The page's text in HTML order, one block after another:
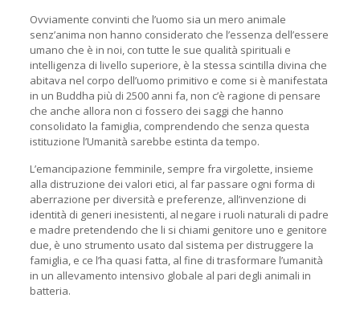
Ovviamente convinti che l’uomo sia un mero animale
senz’anima non hanno considerato che l’essenza dell’essere
umano che è in noi, con tutte le sue qualità spirituali e
intelligenza di livello superiore, è la stessa scintilla divina che
abitava nel corpo dell’uomo primitivo e come si è manifestata
in un Buddha più di 2500 anni fa, non c’è ragione di pensare
che anche allora non ci fossero dei saggi che hanno
consolidato la famiglia, comprendendo che senza questa
istituzione l’Umanità sarebbe estinta da tempo.
L’emancipazione femminile, sempre fra virgolette, insieme
alla distruzione dei valori etici, al far passare ogni forma di
aberrazione per diversità e preferenze, all’invenzione di
identità di generi inesistenti, al negare i ruoli naturali di padre
e madre pretendendo che li si chiami genitore uno e genitore
due, è uno strumento usato dal sistema per distruggere la
famiglia, e ce l’ha quasi fatta, al fine di trasformare l’umanità
in un allevamento intensivo globale al pari degli animali in
batteria.